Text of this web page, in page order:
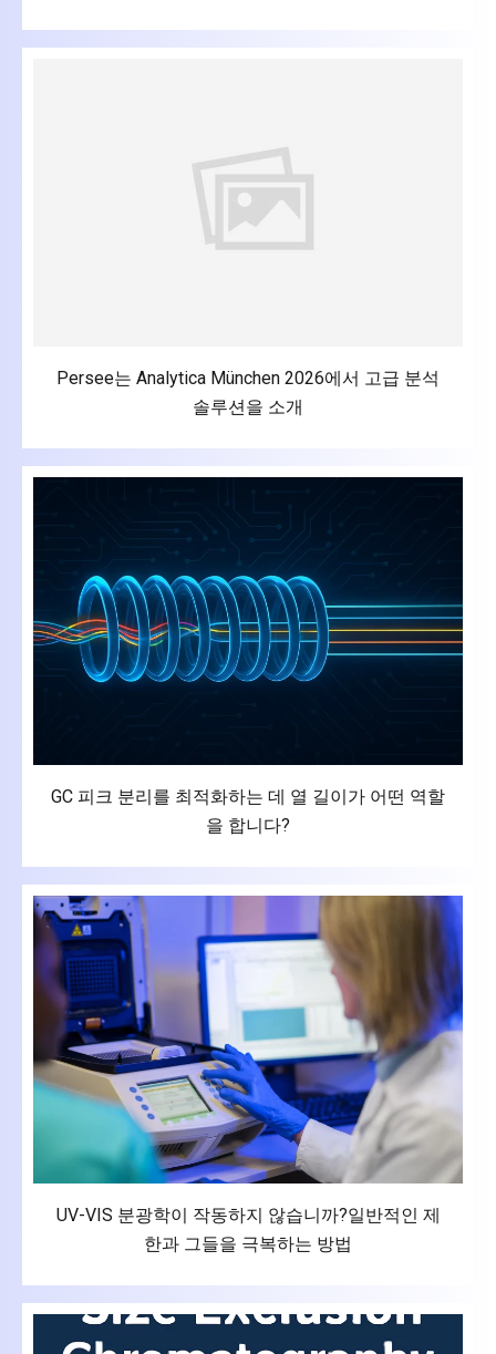
Persee는 Analytica München 2026에서 고급 분석
솔루션을 소개
GC 피크 분리를 최적화하는 데 열 길이가 어떤 역할
을 합니다?
UV-VIS 분광학이 작동하지 않습니까?일반적인 제
한과 그들을 극복하는 방법